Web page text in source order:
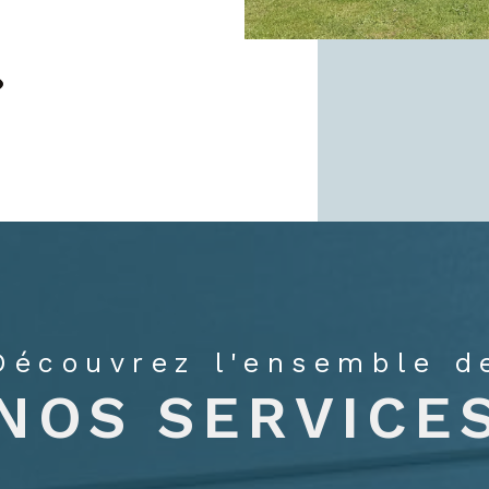
Découvrez l'ensemble